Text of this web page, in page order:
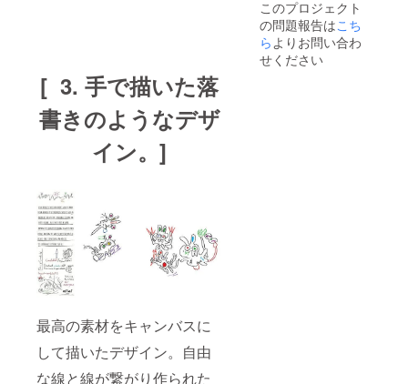
[ 3. 手で描いた落
書きのようなデザ
イン。]
最高の素材をキャンバスに
して描いたデザイン。自由
な線と線が繋がり作られた
このプロジェクト
の問題報告はこち
ら よりお問い合わ
せください